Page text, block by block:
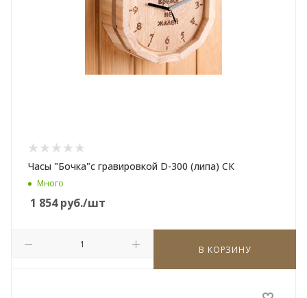
Часы "Бочка"с гравировкой D-300 (липа) СК
Много
1 854руб./шт
В КОРЗИНУ